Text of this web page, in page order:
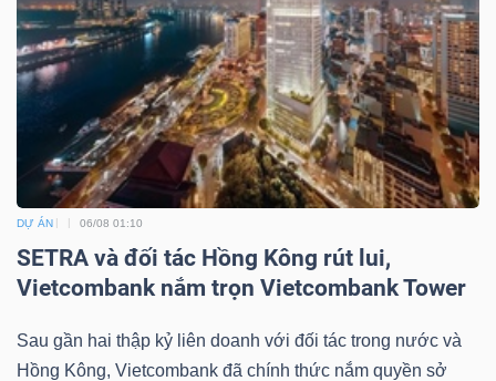
DỰ ÁN 06/08 01:10
SETRA và đối tác Hồng Kông rút lui,
Vietcombank nắm trọn Vietcombank Tower
Sau gần hai thập kỷ liên doanh với đối tác trong nước và
Hồng Kông, Vietcombank đã chính thức nắm quyền sở